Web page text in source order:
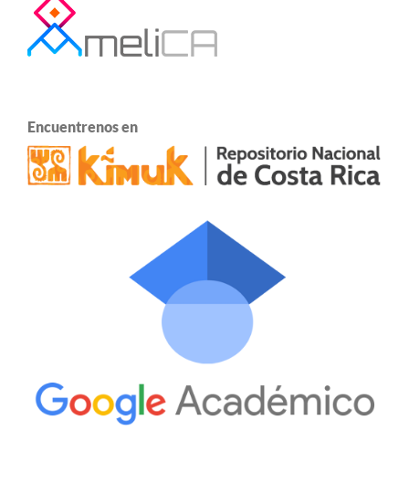
Encuentrenos en